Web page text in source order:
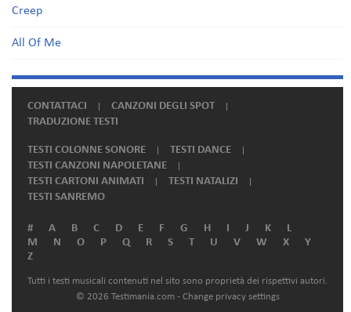
Creep
All Of Me
CONTATTACI
CANZONI DEGLI SPOT
TRADUZIONE TESTI
TESTI COLONNE SONORE
TESTI DANCE
TESTI CANZONI NAPOLETANE
TESTI CARTONI ANIMATI
TESTI NATALIZI
TESTI SANREMO
# A B C D E F G H I J K
L
M
N O P Q R S T U V W X
Y
Z
Tutti i testi musicali contenuti nel sito sono proprietà dei rispettivi autori.
© 2026 Testimania.com - Change privacy settings